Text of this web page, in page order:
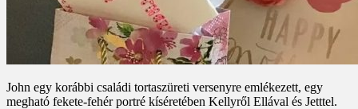
John egy korábbi családi tortaszüreti versenyre emlékezett, egy
megható fekete-fehér portré kíséretében Kellyről Ellával és Jetttel.